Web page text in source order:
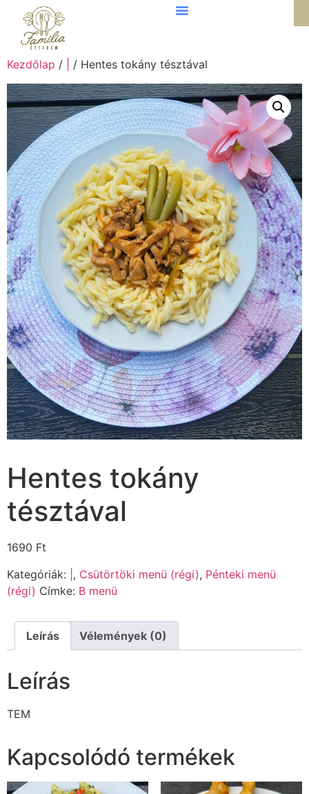
Kezdőlap / / Hentes tokány tésztával
Hentes tokány
tésztával
1690 Ft
Kategóriák: , Csütörtöki menü (régi), Pénteki menü
(régi) Címke: B menü
Leírás Vélemények (0)
Leírás
TEM
Kapcsolódó termékek